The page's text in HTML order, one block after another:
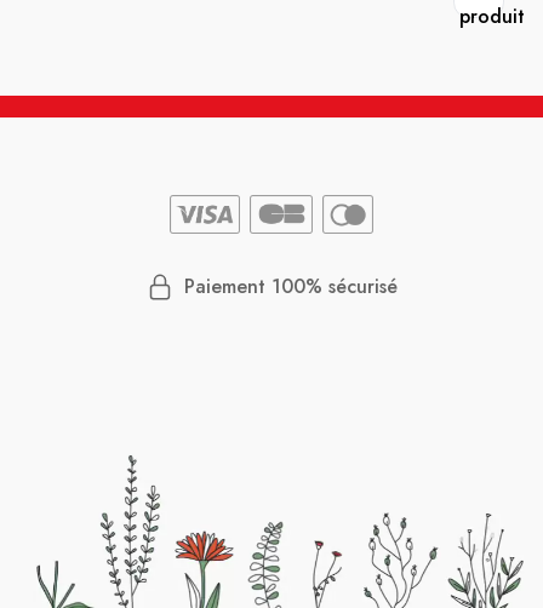
Paiement 100% sécurisé